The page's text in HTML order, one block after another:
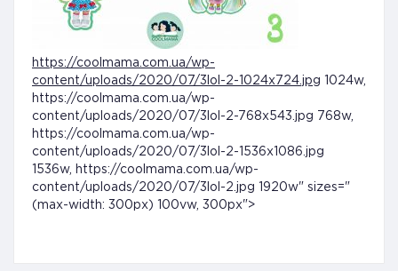
https://coolmama.com.ua/wp-
content/uploads/2020/07/3lol-2-1024x724.jpg 1024w,
https://coolmama.com.ua/wp-
content/uploads/2020/07/3lol-2-768x543.jpg 768w,
https://coolmama.com.ua/wp-
content/uploads/2020/07/3lol-2-1536x1086.jpg
1536w, https://coolmama.com.ua/wp-
content/uploads/2020/07/3lol-2.jpg 1920w" sizes="
(max-width: 300px) 100vw, 300px">